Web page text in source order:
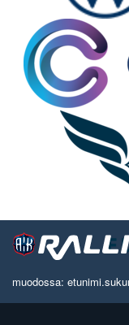
muodossa: